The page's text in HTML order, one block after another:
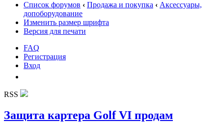
Список форумов ‹ Продажа и покупка ‹ Аксессуары,
допоборудование
Изменить размер шрифта
Версия для печати
FAQ
Регистрация
Вход
RSS
Защита картера Golf VI продам